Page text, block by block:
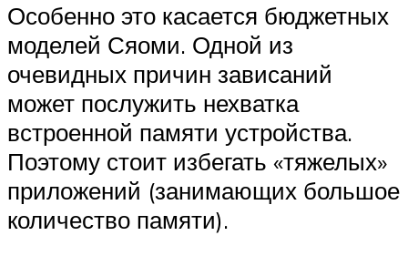
Особенно это касается бюджетных
моделей Сяоми. Одной из
очевидных причин зависаний
может послужить нехватка
встроенной памяти устройства.
Поэтому стоит избегать «тяжелых»
приложений (занимающих большое
количество памяти).